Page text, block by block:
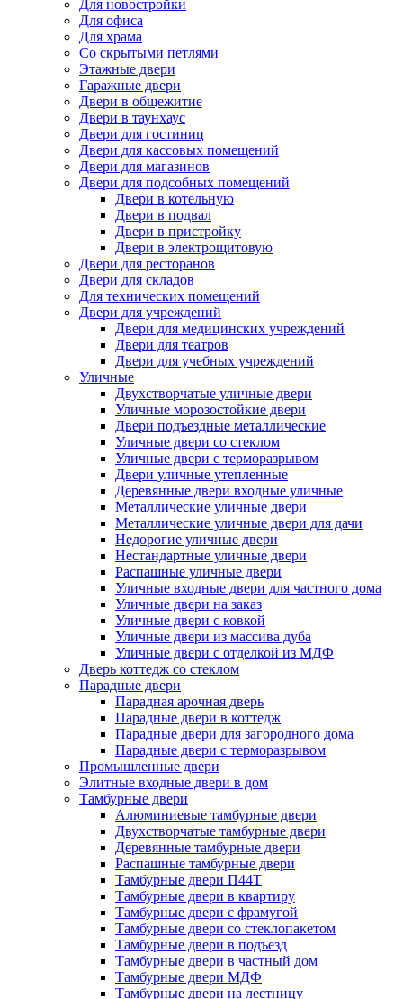
Для новостройки
Для офиса
Для храма
Со скрытыми петлями
Этажные двери
Гаражные двери
Двери в общежитие
Двери в таунхаус
Двери для гостиниц
Двери для кассовых помещений
Двери для магазинов
Двери для подсобных помещений
Двери в котельную
Двери в подвал
Двери в пристройку
Двери в электрощитовую
Двери для ресторанов
Двери для складов
Для технических помещений
Двери для учреждений
Двери для медицинских учреждений
Двери для театров
Двери для учебных учреждений
Уличные
Двухстворчатые уличные двери
Уличные морозостойкие двери
Двери подъездные металлические
Уличные двери со стеклом
Уличные двери с терморазрывом
Двери уличные утепленные
Деревянные двери входные уличные
Металлические уличные двери
Металлические уличные двери для дачи
Недорогие уличные двери
Нестандартные уличные двери
Распашные уличные двери
Уличные входные двери для частного дома
Уличные двери на заказ
Уличные двери с ковкой
Уличные двери из массива дуба
Уличные двери с отделкой из МДФ
Дверь коттедж со стеклом
Парадные двери
Парадная арочная дверь
Парадные двери в коттедж
Парадные двери для загородного дома
Парадные двери с терморазрывом
Промышленные двери
Элитные входные двери в дом
Тамбурные двери
Алюминиевые тамбурные двери
Двухстворчатые тамбурные двери
Деревянные тамбурные двери
Распашные тамбурные двери
Тамбурные двери П44Т
Тамбурные двери в квартиру
Тамбурные двери с фрамугой
Тамбурные двери со стеклопакетом
Тамбурные двери в подъезд
Тамбурные двери в частный дом
Тамбурные двери МДФ
Тамбурные двери на лестницу